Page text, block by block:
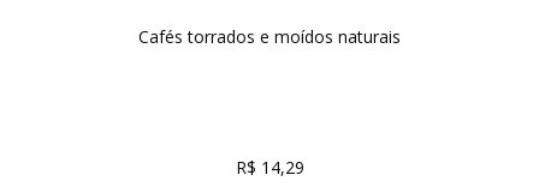
Cafés torrados e moídos naturais
R$ 14,29